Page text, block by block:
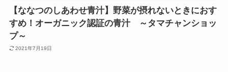
【ななつのしあわせ青汁】野菜が摂れないときにおす
すめ！オーガニック認証の青汁 ～タマチャンショッ
プ～
2021年7月19日